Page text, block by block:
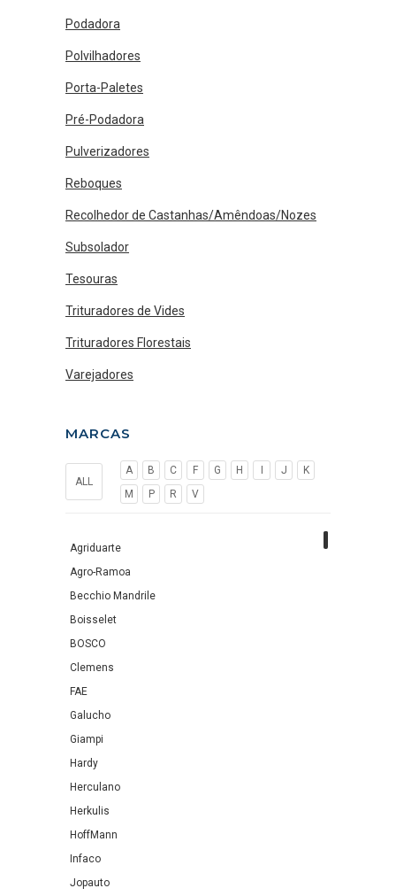
Podadora
Polvilhadores
Porta-Paletes
Pré-Podadora
Pulverizadores
Reboques
Recolhedor de Castanhas/Amêndoas/Nozes
Subsolador
Tesouras
Trituradores de Vides
Trituradores Florestais
Varejadores
MARCAS
ALL
A B C F G H J
K
M
P R V
Agriduarte
Agro-Ramoa
Becchio Mandrile
Boisselet
BOSCO
Clemens
FAE
Galucho
Giampi
Hardy
Herculano
Herkulis
HoffMann
Infaco
Jopauto